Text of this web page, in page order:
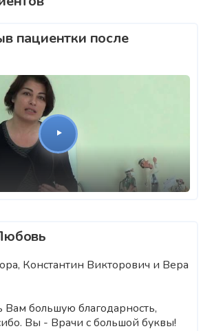
пациентки после
Константин Викторович и Вера
Вам большую благодарность,
Вы - Врачи с большой буквы!